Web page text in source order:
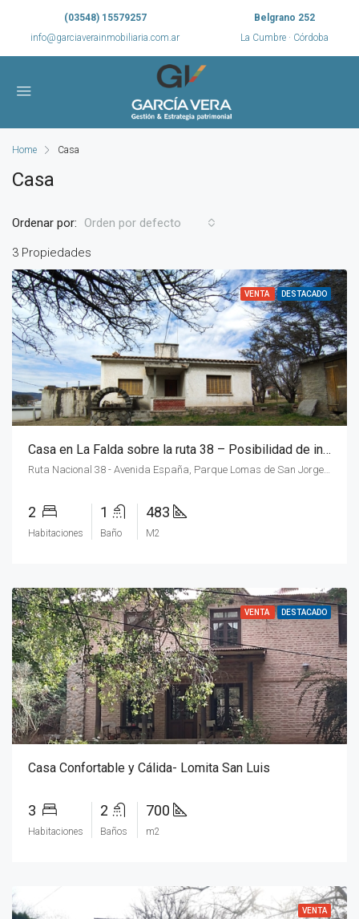
(03548) 15579257
info@garciaverainmobiliaria.com.ar
Belgrano 252
La Cumbre · Córdoba
Home Casa
Casa
3 Propiedades
Ordenar por: Orden por defecto
VENTA DESTACADO
Casa en La Falda sobre la ruta 38 – Posibilidad de inversión –
Ruta Nacional 38 - Avenida España, Parque Lomas de San Jorge, Villa El Dominador, Municipio de La Falda, Pedanía San Antonio, Departamento Punilla, Provincia de Córdoba, X5166, Argentina
2
Habitaciones
1
Baño
483
M2
VENTA DESTACADO
Casa Confortable y Cálida- Lomita San Luis
3
Habitaciones
2
Baños
700
m2
VENTA